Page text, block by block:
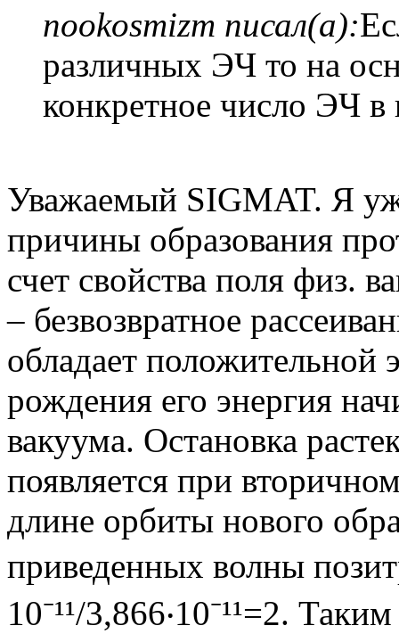
nookosmizm писал(а):
различных ЭЧ то на
конкретное число ЭЧ в
Уважаемый SIGMAT. Я
причины образования
счет свойства поля физ.
– безвозвратное
обладает положительной
рождения его энергия
вакуума. Остановка
появляется при
длине орбиты нового
приведенных волны
10⁻¹¹/3,866‧10⁻¹¹=2.